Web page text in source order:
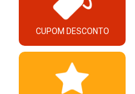
CUPOM DESCONTO